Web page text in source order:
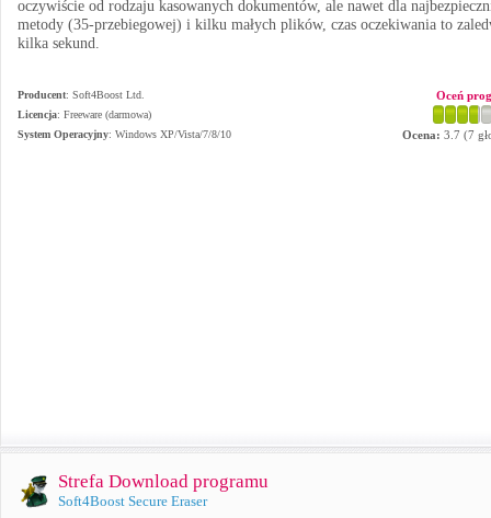
oczywiście od rodzaju kasowanych dokumentów, ale nawet dla
metody (35-przebiegowej) i kilku małych plików, czas oczekiwania to
kilka sekund.
Producent: Soft4Boost Ltd.
Licencja: Freeware (darmowa)
System Operacyjny: Windows XP/Vista/7/8/10
Oceń
Ocena: 3.7 (7
Strefa Download programu
Soft4Boost Secure Eraser